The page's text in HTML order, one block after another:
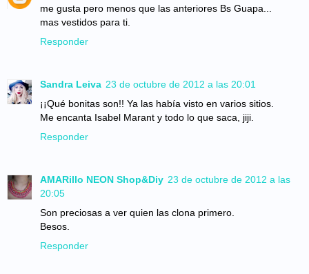
me gusta pero menos que las anteriores Bs Guapa...
mas vestidos para ti.
Responder
Sandra Leiva 23 de octubre de 2012 a las 20:01
¡¡Qué bonitas son!! Ya las había visto en varios sitios.
Me encanta Isabel Marant y todo lo que saca, jiji.
Responder
AMARillo NEON Shop&Diy 23 de octubre de 2012 a las
20:05
Son preciosas a ver quien las clona primero.
Besos.
Responder